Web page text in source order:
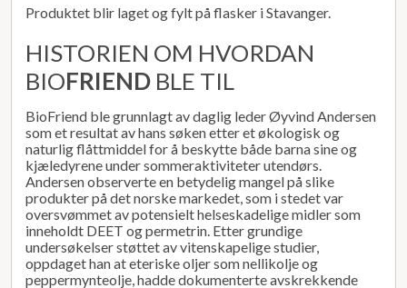
Produktet blir laget og fylt på flasker i Stavanger.
HISTORIEN OM HVORDAN
BIOFRIEND BLE TIL
BioFriend ble grunnlagt av daglig leder Øyvind Andersen
som et resultat av hans søken etter et økologisk og
naturlig flåttmiddel for å beskytte både barna sine og
kjæledyrene under sommeraktiviteter utendørs.
Andersen observerte en betydelig mangel på slike
produkter på det norske markedet, som i stedet var
oversvømmet av potensielt helseskadelige midler som
inneholdt DEET og permetrin. Etter grundige
undersøkelser støttet av vitenskapelige studier,
oppdaget han at eteriske oljer som nellikolje og
peppermynteolje, hadde dokumenterte avskrekkende